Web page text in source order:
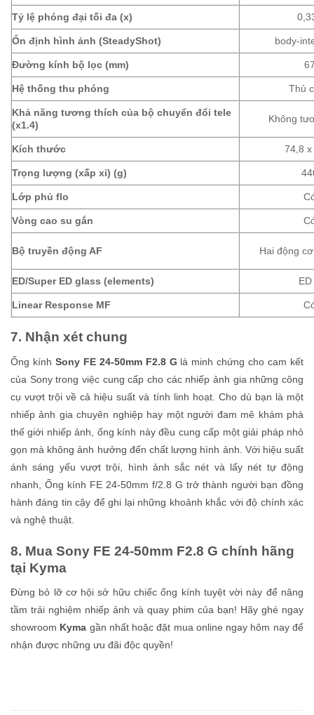
Tỷ lệ phóng đại tối đa (x)
Ổn định hình ảnh (SteadyShot) body-
Đường kính bộ lọc (mm)
Hệ thống thu phóng Thủ
Khả năng tương thích của bộ chuyển đổi tele
(x1.4)
Không
Kích thước 74,8
Trọng lượng (xấp xỉ) (g)
Lớp phủ flo
Vòng cao su gắn
Bộ truyền động AF Hai động
ED/Super ED glass (elements)
Linear Response MF
7. Nhận xét chung
Ống kính Sony FE 24-50mm F2.8 G là minh chứng cho cam kết
của Sony trong việc cung cấp cho các nhiếp ảnh gia những công
cụ vượt trội về cả hiệu suất và tính linh hoạt. Cho dù bạn là một
nhiếp ảnh gia chuyên nghiệp hay một người đam mê khám phá
thế giới nhiếp ảnh, ống kính này đều cung cấp một giải pháp nhỏ
gọn mà không ảnh hưởng đến chất lượng hình ảnh. Với hiệu suất
ánh sáng yếu vượt trội, hình ảnh sắc nét và lấy nét tự động
nhanh, Ống kính FE 24-50mm f/2.8 G trở thành người bạn đồng
hành đáng tin cậy để ghi lại những khoảnh khắc với độ chính xác
và nghệ thuật.
8. Mua Sony FE 24-50mm F2.8 G chính hãng
tại Kyma
Đừng bỏ lỡ cơ hội sở hữu chiếc ống kính tuyệt vời này để nâng
tầm trải nghiệm nhiếp ảnh và quay phim của bạn! Hãy ghé ngay
showroom Kyma gần nhất hoặc đặt mua online ngay hôm nay để
nhận được những ưu đãi độc quyền!